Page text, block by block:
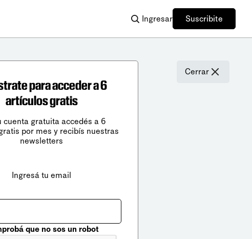
Ingresar Suscribite
Cerrar
para acceder a 6
artículos gratis
cuenta gratuita accedés a 6
por mes y recibís nuestras
newsletters
Ingresá tu email
que no sos un robot